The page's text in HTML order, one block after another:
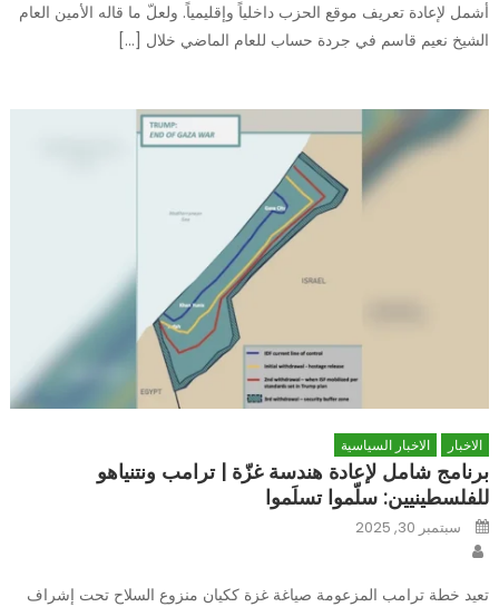
أشمل لإعادة تعريف موقع الحزب داخلياً وإقليمياً. ولعلّ ما قاله الأمين العام
الشيخ نعيم قاسم في جردة حساب للعام الماضي خلال […]
الاخبار الاخبار السياسية
برنامج شامل لإعادة هندسة غزّة | ترامب ونتنياهو
للفلسطينيين: سلّموا تسلَموا
Posted
onسبتمبر 30, 2025
تعيد خطة ترامب المزعومة صياغة غزة ككيان منزوع السلاح تحت إشراف